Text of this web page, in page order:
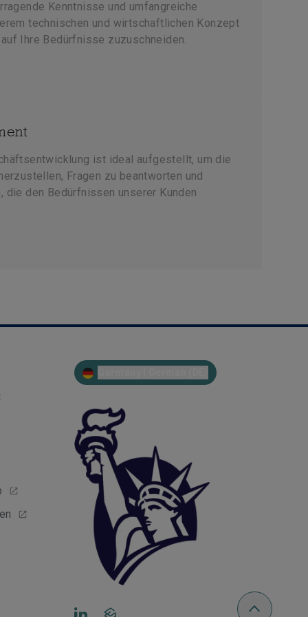
Kenntnisse und umfangreiche
technischen und wirtschaftlichen Konzept
Ihre Bedürfnisse zuzuschneiden.
ist ideal aufgestellt, um die
Fragen zu beantworten und
die den Bedürfnissen unserer Kunden